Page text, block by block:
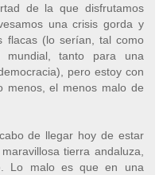
de la que disfrutamos
una crisis gorda y
flacas (lo serían, tal como
tanto para una
pero estoy con
menos, el menos malo de
de llegar hoy de estar
tierra andaluza,
Lo malo es que en una